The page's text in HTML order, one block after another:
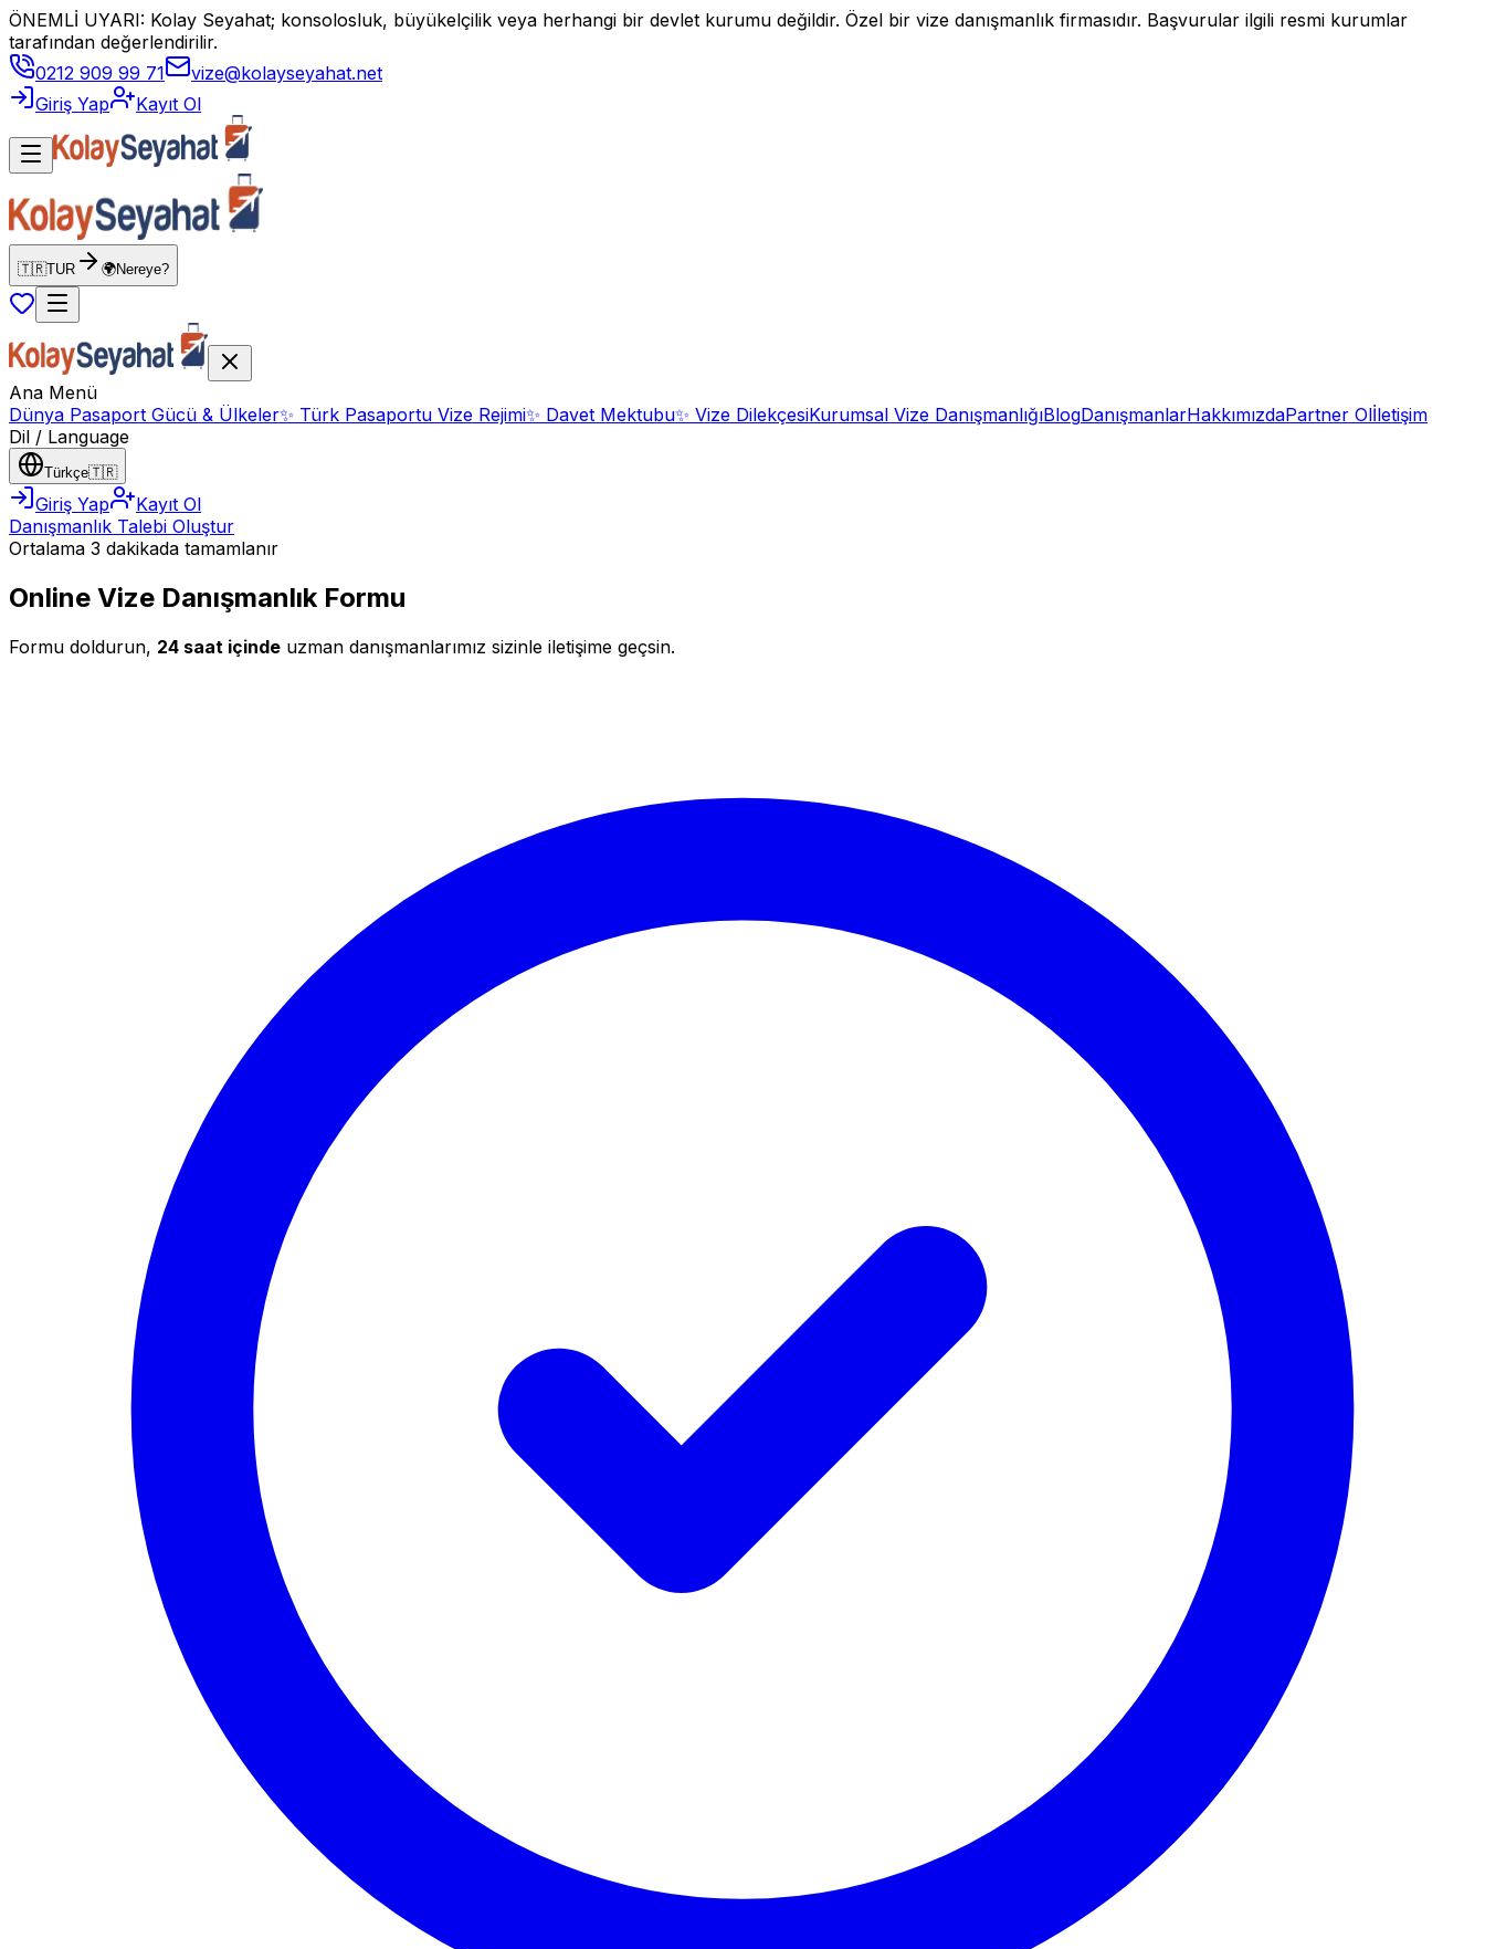
ÖNEMLİ UYARI: Kolay Seyahat; konsolosluk, büyükelçilik veya herhangi bir devlet kurumu değildir. Özel bir vize danışmanlık firmasıdır. Başvurular ilgili resmi kurumlar
tarafından değerlendirilir.
0212 909 99 71
vize@kolayseyahat.net
Giriş Yap
Kayıt Ol
🇹🇷TUR 🌍Nereye?
Ana Menü
Dünya Pasaport Gücü & Ülkeler✨ Türk Pasaportu Vize Rejimi✨ Davet Mektubu✨ Vize DilekçesiKurumsal Vize DanışmanlığıBlogDanışmanlarHakkımızdaPartner Olİletişim
Dil / Language
Türkçe🇹🇷
Giriş Yap
Kayıt Ol
Danışmanlık Talebi Oluştur
Ortalama 3 dakikada tamamlanır
Online Vize Danışmanlık Formu
Formu doldurun, 24 saat içinde uzman danışmanlarımız sizinle iletişime geçsin.